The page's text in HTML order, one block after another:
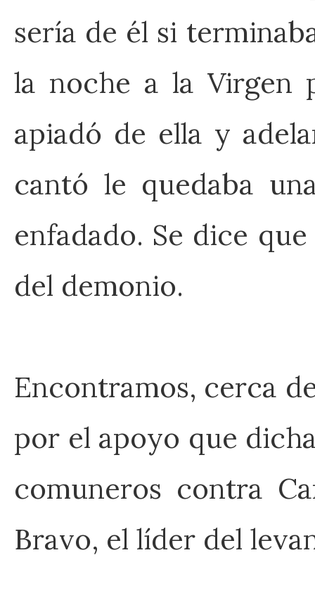
sería de él si
la noche a la Virgen
apiadó de ella y
cantó le quedaba
enfadado. Se dice
del demonio.
Encontramos, cerca
por el apoyo que
comuneros contra
Bravo, el líder del